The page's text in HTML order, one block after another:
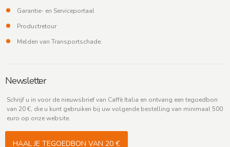
Garantie- en Serviceportaal
Productretour
Melden van Transportschade
Newsletter
Schrijf u in voor de nieuwsbrief van Caffè Italia en ontvang een tegoedbon
van 20 €, die u kunt gebruiken bij uw volgende bestelling van minimaal 500
euro op onze website.
HAAL JE TEGOEDBON VAN 20 €